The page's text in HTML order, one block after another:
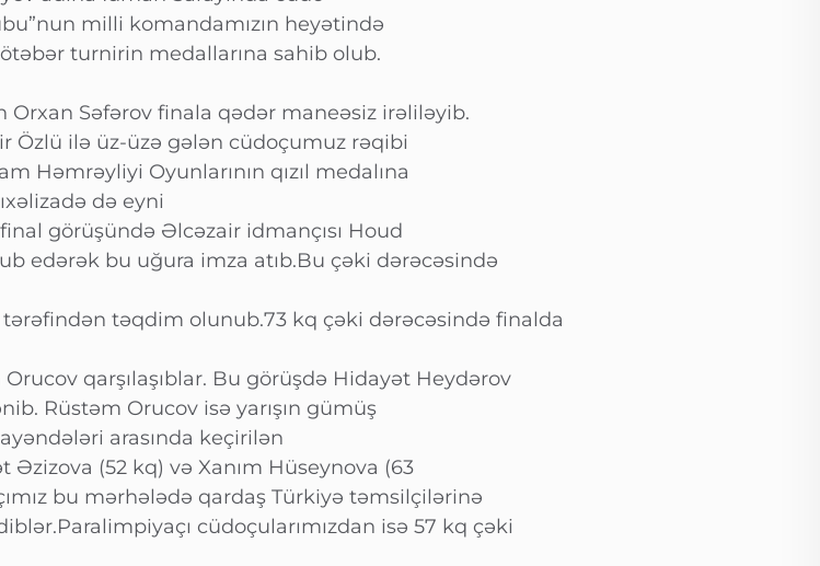
milli komandamızın heyətində
turnirin medallarına sahib olub.
Səfərov finala qədər maneəsiz irəliləyib.
Özlü ilə üz-üzə gələn cüdoçumuz rəqibi
Həmrəyliyi Oyunlarının qızıl medalına
də eyni
görüşündə Əlcəzair idmançısı Houd
edərək bu uğura imza atıb.Bu çəki dərəcəsində
təqdim olunub.73 kq çəki dərəcəsində finalda
qarşılaşıblar. Bu görüşdə Hidayət Heydərov
Rüstəm Orucov isə yarışın gümüş
arasında keçirilən
Əzizova (52 kq) və Xanım Hüseynova (63
bu mərhələdə qardaş Türkiyə təmsilçilərinə
cüdoçularımızdan isə 57 kq çəki